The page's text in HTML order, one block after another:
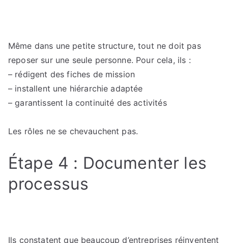
Même dans une petite structure, tout ne doit pas
reposer sur une seule personne. Pour cela, ils :
– rédigent des fiches de mission
– installent une hiérarchie adaptée
– garantissent la continuité des activités
Les rôles ne se chevauchent pas.
Étape 4 : Documenter les
processus
Ils constatent que beaucoup d’entreprises réinventent